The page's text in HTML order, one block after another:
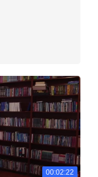
00:02:22